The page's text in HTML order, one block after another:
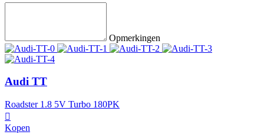
Opmerkingen
Audi TT
Roadster 1.8 5V Turbo 180PK
Kopen